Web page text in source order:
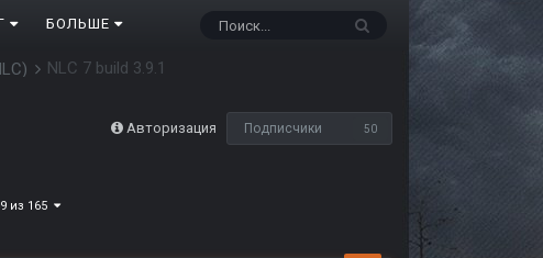
БОЛЬШЕ
NLC 7 build 3.9.1
Авторизация Подписчики 50
из 165